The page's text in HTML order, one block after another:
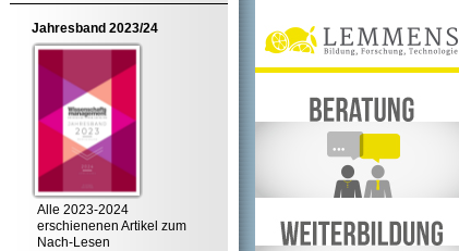
Jahresband 2023/24
Alle 2023-2024
erschienenen Artikel zum
Nach-Lesen